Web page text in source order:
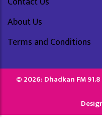
About Us
Terms and Conditions
© 2026: Dhadkan FM